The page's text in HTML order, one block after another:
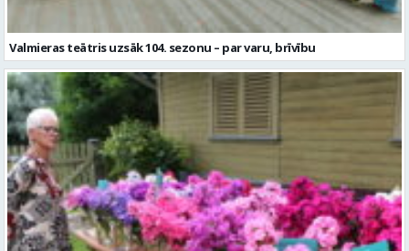
Valmieras teātris uzsāk 104. sezonu – par varu, brīvību